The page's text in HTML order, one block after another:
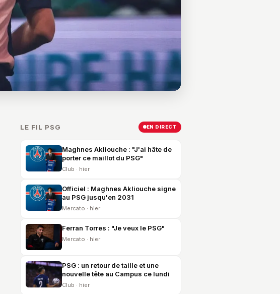
LE FIL PSG EN DIRECT
Maghnes Akliouche : "J'ai hâte de
porter ce maillot du PSG"
Club · hier
Officiel : Maghnes Akliouche signe
au PSG jusqu'en 2031
Mercato · hier
Ferran Torres : "Je veux le PSG"
Mercato · hier
PSG : un retour de taille et une
nouvelle tête au Campus ce lundi
Club · hier